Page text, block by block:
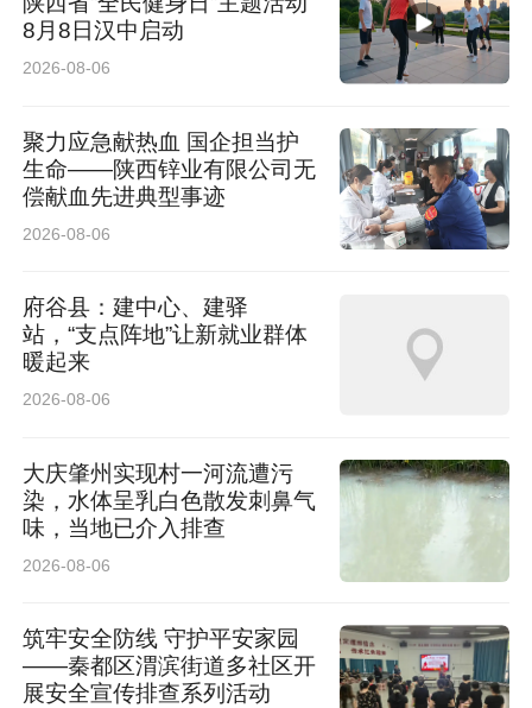
8月8日汉中启动
2026-08-06
聚力应急献热血 国企担当护
生命——陕西锌业有限公司无
偿献血先进典型事迹
2026-08-06
府谷县：建中心、建驿
站，“支点阵地”让新就业群体
暖起来
2026-08-06
大庆肇州实现村一河流遭污
染，水体呈乳白色散发刺鼻气
味，当地已介入排查
2026-08-06
筑牢安全防线 守护平安家园
——秦都区渭滨街道多社区开
展安全宣传排查系列活动